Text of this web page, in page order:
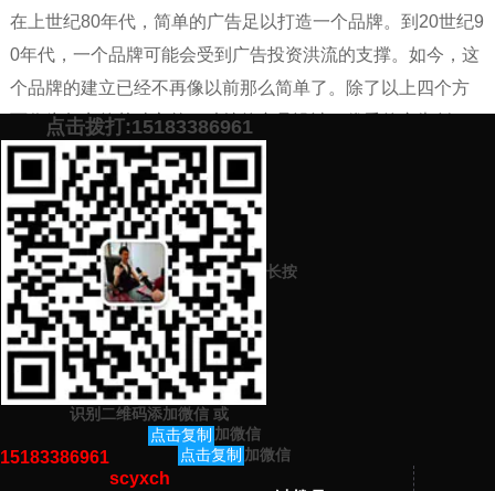
在上世纪80年代，简单的广告足以打造一个品牌。到20世纪9
0年代，一个品牌可能会受到广告投资洪流的支撑。如今，这
个品牌的建立已经不再像以前那么简单了。除了以上四个方
面作为坚实的基础之外，独特的产品设计、优秀的广告创
意、合理的表达形式、丰富的媒体、佳的投资机会、完美的
促销组合等许多方面是密不可分的。
预约营销老师 添加微信号：scyxch
案！
上一篇：如何建立品牌信任度（学会这几招，轻松占领市场）
下一篇：中小企业如何做好营销（手把手教你网络营销技巧）
猜你感兴趣的内容
暂无相关文章！
点击拨打:15183386961
长按
识别二维码添加微信 或
点击复制
15183386961
加微信
点击复制
scyxch
加微信